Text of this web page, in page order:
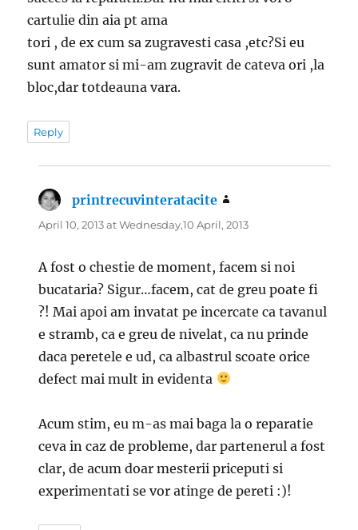
cartulie din aia pt ama
tori , de ex cum sa zugravesti casa ,etc?Si eu
sunt amator si mi-am zugravit de cateva ori ,la
bloc,dar totdeauna vara.
Reply
printrecuvinteratacite
April 10, 2013 at Wednesday,10 April, 2013
A fost o chestie de moment, facem si noi
bucataria? Sigur…facem, cat de greu poate fi
?! Mai apoi am invatat pe incercate ca tavanul
e stramb, ca e greu de nivelat, ca nu prinde
daca peretele e ud, ca albastrul scoate orice
defect mai mult in evidenta
Acum stim, eu m-as mai baga la o reparatie
ceva in caz de probleme, dar partenerul a fost
clar, de acum doar mesterii priceputi si
experimentati se vor atinge de pereti :)!